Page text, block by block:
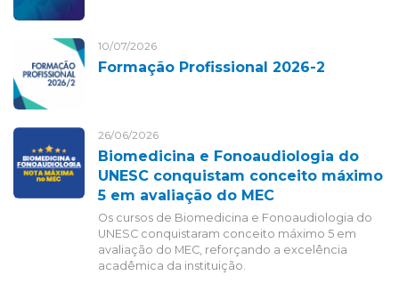
10/07/2026
Formação Profissional 2026-2
26/06/2026
Biomedicina e Fonoaudiologia do
UNESC conquistam conceito máximo
5 em avaliação do MEC
Os cursos de Biomedicina e Fonoaudiologia do
UNESC conquistaram conceito máximo 5 em
avaliação do MEC, reforçando a excelência
acadêmica da instituição.